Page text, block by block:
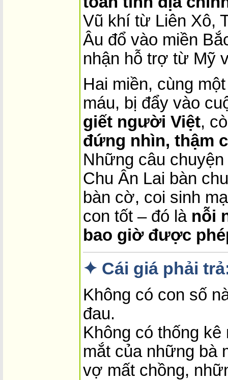
Vũ khí từ Liên Xô,
Âu đổ vào miền
nhận hỗ trợ từ Mỹ
Hai miền, cùng
máu, bị đẩy vào
giết người Việt,
đứng nhìn, thậm
Những câu
Chu Ân Lai bàn
bàn cờ, coi sinh
con tốt – đó là nỗi
bao giờ được
✦ Cái giá phải
Không có con số
đau.
Không có thống
mắt của những bà
vợ mất chồng,